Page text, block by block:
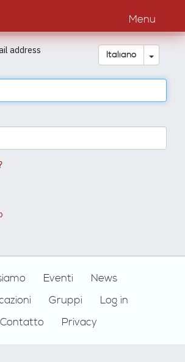
Menu
Italiano Toggle
address
Eventi
News
Gruppi
Log in
Contatto
Privacy